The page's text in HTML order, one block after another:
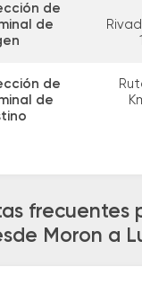
de
de
de
de
frecuentes
Moron a